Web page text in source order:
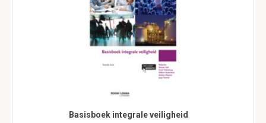
Basisboek integrale veiligheid